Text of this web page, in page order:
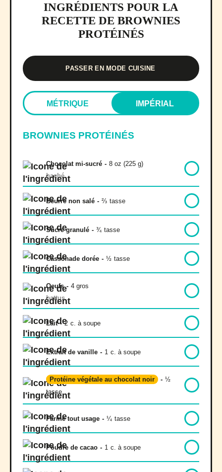
INGRÉDIENTS POUR LA
RECETTE DE BROWNIES
PROTÉINÉS
PASSER EN MODE CUISINE
MÉTRIQUE IMPÉRIAL
BROWNIES PROTÉINÉS
Chocolat mi-sucré - 8 oz (225 g)
haché
Beurre non salé - ⅔ tasse
Sucre granulé - ¾ tasse
Cassonade dorée - ½ tasse
Oeufs - 4 gros
battus
Lait - 2 c. à soupe
Extrait de vanille - 1 c. à soupe
Protéine végétale au chocolat noir - ½
tasse
Farine tout usage - ¼ tasse
Poudre de cacao - 1 c. à soupe